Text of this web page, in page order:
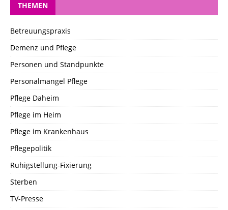
THEMEN
Betreuungspraxis
Demenz und Pflege
Personen und Standpunkte
Personalmangel Pflege
Pflege Daheim
Pflege im Heim
Pflege im Krankenhaus
Pflegepolitik
Ruhigstellung-Fixierung
Sterben
TV-Presse